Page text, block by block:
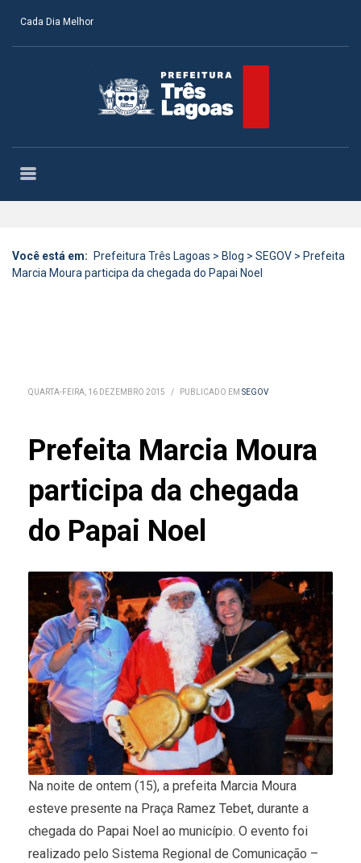
Cada Dia Melhor
Você está em: Prefeitura Três Lagoas > Blog > SEGOV > Prefeita
Marcia Moura participa da chegada do Papai Noel
QUARTA-FEIRA, 16 DEZEMBRO 2015 / PUBLICADO EM SEGOV
Prefeita Marcia Moura
participa da chegada
do Papai Noel
Na noite de ontem (15), a prefeita Marcia Moura
esteve presente na Praça Ramez Tebet, durante a
chegada do Papai Noel ao município. O evento foi
realizado pelo Sistema Regional de Comunicação –